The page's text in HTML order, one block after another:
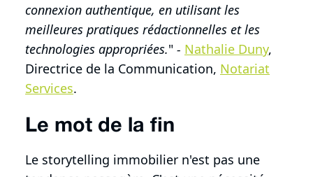
connexion authentique, en utilisant les
meilleures pratiques rédactionnelles et les
technologies appropriées." - Nathalie Duny,
Directrice de la Communication, Notariat
Services.
Le mot de la fin
Le storytelling immobilier n'est pas une